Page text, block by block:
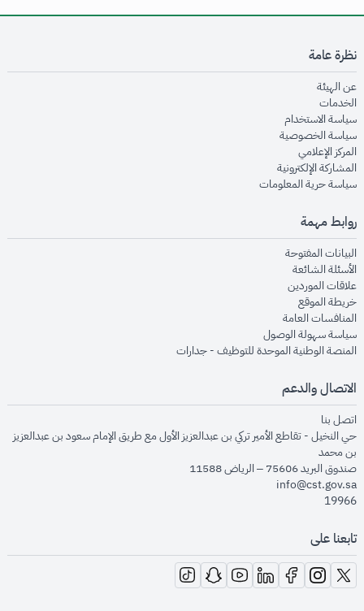
نظرة عامة
عن الهيئةopens in new window
الخدماتopens in new window
سياسة الاستخدام
سياسة الخصوصيةopens in new window
المركز الإعلاميopens in new window
المشاركة الإلكترونيةopens in new window
سياسة حرية المعلوماتopens in new window
روابط مهمة
البيانات المفتوحةopens in new window
الأسئلة الشائعةopens in new window
علاقات الموردينopens in new window
خريطة الموقعopens in new window
المنافسات العامةopens in new window
سياسة سهولة الوصولopens in new window
المنصة الوطنية الموحدة للتوظيف - جداراتopens in new window
الاتصال والدعم
اتصل بنا
حي النخيل - تقاطع الأمير تركي بن عبدالعزيز الأول مع طريق الإمام سعود بن عبدالعزيز
بن محمد
صندوق البريد 75606 – الرياض 11588
info@cst.gov.sa
19966
تابعنا على
opens in new window
opens in new window
opens in new window
opens in new window
opens in new window
opens in new window
opens in new window